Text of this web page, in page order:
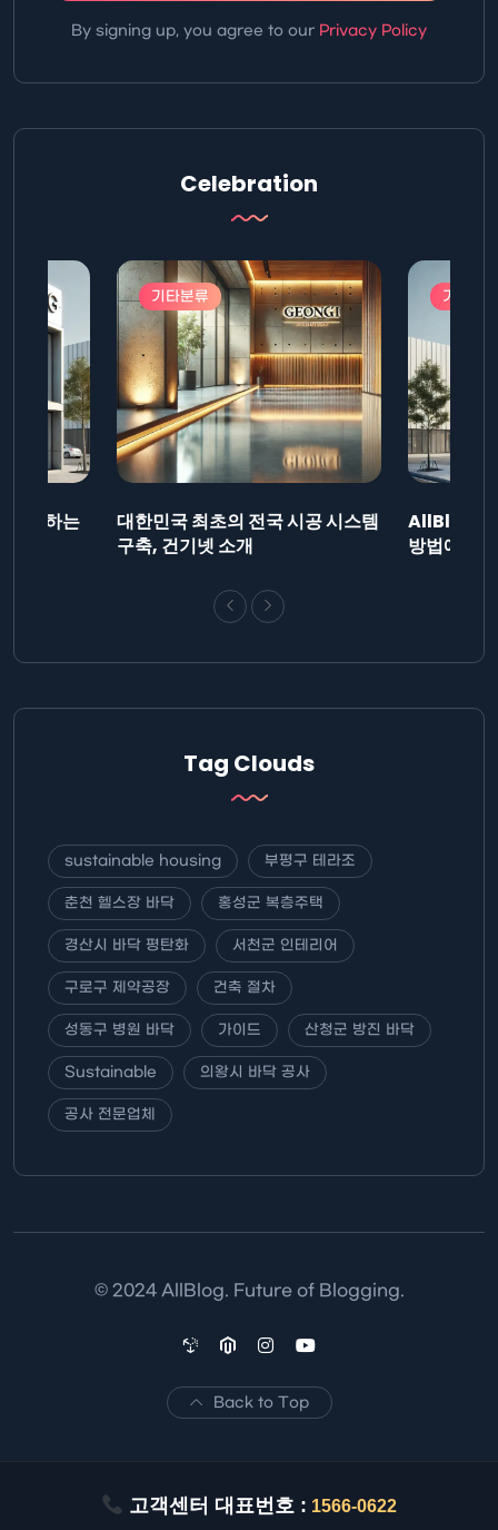
By signing up, you agree to our Privacy Policy
Celebration
제출하는
기타분류
대한민국 최초의 전국 시공 시스템
구축, 건기넷 소개
기타분
AllBlog에
방법에 대
Tag Clouds
sustainable housing 부평구 테라조
춘천 헬스장 바닥 홍성군 복층주택
경산시 바닥 평탄화 서천군 인테리어
구로구 제약공장 건축 절차
성동구 병원 바닥 가이드 산청군 방진 바닥
Sustainable 의왕시 바닥 공사
공사 전문업체
© 2024 AllBlog. Future of Blogging.
Back to Top
고객센터 대표번호 : 1566-0622